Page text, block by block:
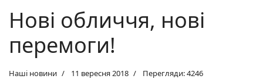
Нові обличчя, нові
перемоги!
Наші новини 11 вересня 2018 Перегляди: 4246